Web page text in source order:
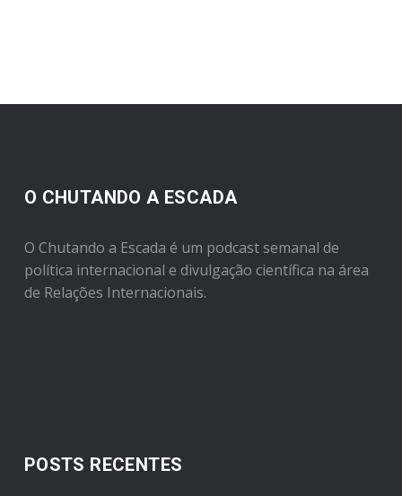
O CHUTANDO A ESCADA
O Chutando a Escada é um podcast semanal de
política internacional e divulgação científica na área
de Relações Internacionais.
POSTS RECENTES